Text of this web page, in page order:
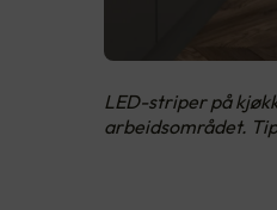
LED-striper på
arbeidsområdet.